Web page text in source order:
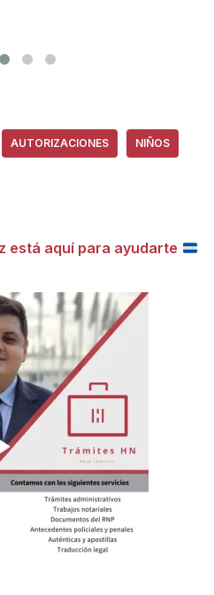
AUTORIZACIONES NIÑOS
está aquí para ayudarte